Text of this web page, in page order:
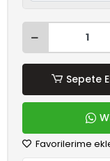
Sepete
Favorilerime